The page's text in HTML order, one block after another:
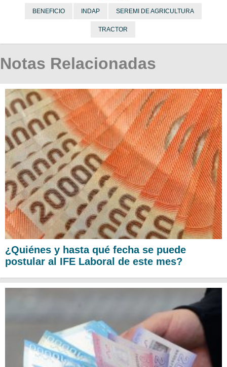
BENEFICIO INDAP SEREMI DE AGRICULTURA
TRACTOR
Notas Relacionadas
¿Quiénes y hasta qué fecha se puede
postular al IFE Laboral de este mes?